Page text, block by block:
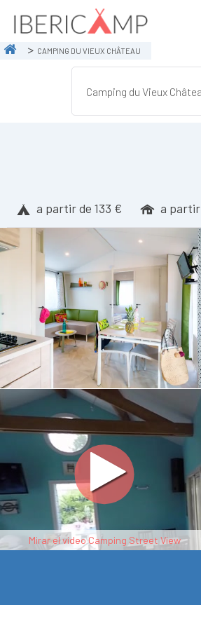
CAMPING DU VIEUX CHÂTEAU
a partir de 133 € a
Mirar el video Camping Street View